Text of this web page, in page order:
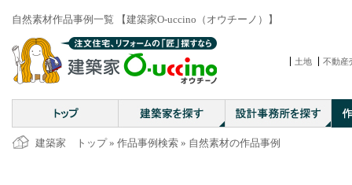
自然素材作品事例一覧 【建築家O-uccino（オウチーノ）】
土地 不動産
建築家 トップ» 作品事例検索 » 自然素材の作品事例